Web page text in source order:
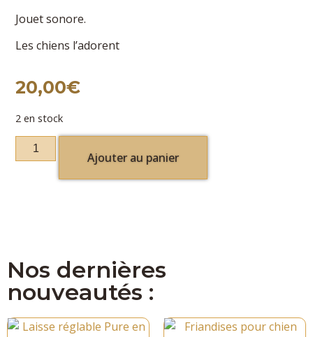
Jouet sonore.
Les chiens l’adorent
20,00€
2 en stock
Ajouter au panier
Nos dernières
nouveautés :